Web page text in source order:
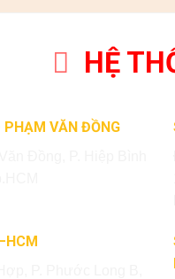
HỆ
PHẠM VĂN ĐỒNG